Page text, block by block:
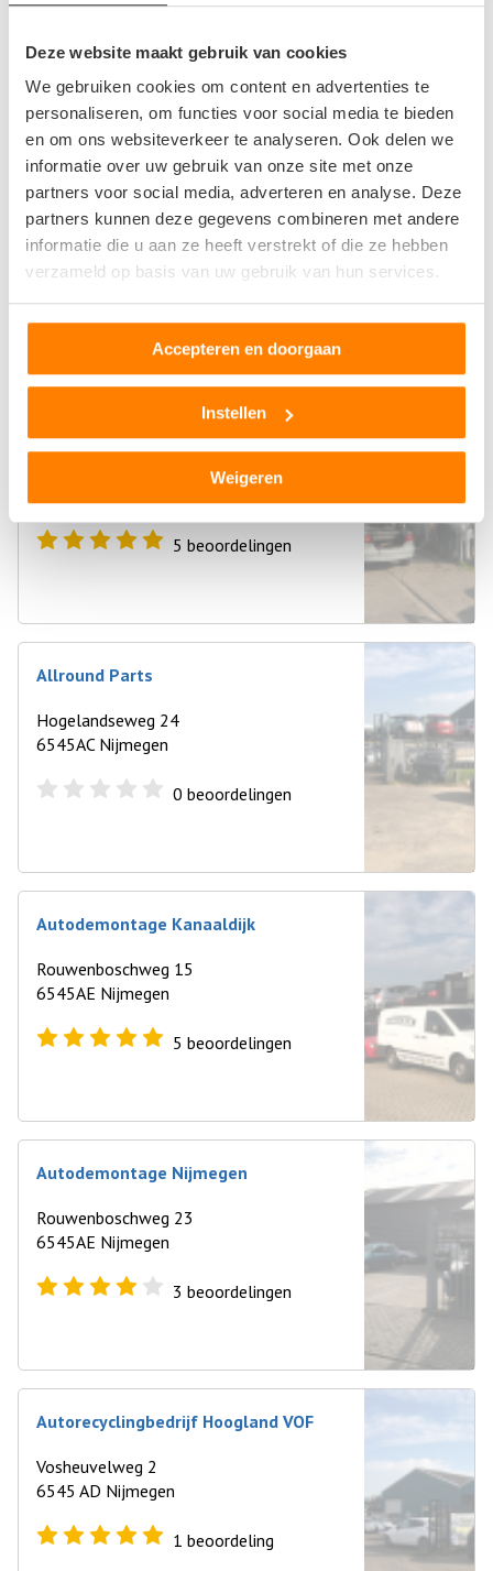
Deze website maakt gebruik van cookies
We gebruiken cookies om content en advertenties te
personaliseren, om functies voor social media te bieden
en om ons websiteverkeer te analyseren. Ook delen we
informatie over uw gebruik van onze site met onze
partners voor social media, adverteren en analyse. Deze
partners kunnen deze gegevens combineren met andere
informatie die u aan ze heeft verstrekt of die ze hebben
verzameld op basis van uw gebruik van hun services.
Accepteren en doorgaan
Instellen
Weigeren
10beoordelingen
AAA Bart Junior Autosloperij en Autodemontage
Rouwenboschweg 5A
6545AE Nijmegen
AAB Autosloperij Bart
5 beoordelingen
Allround Parts
Hogelandseweg 24
6545AC Nijmegen
0 beoordelingen
Autodemontage Kanaaldijk
Rouwenboschweg 15
6545AE Nijmegen
5 beoordelingen
Autodemontage Nijmegen
Rouwenboschweg 23
6545AE Nijmegen
3 beoordelingen
Autorecyclingbedrijf Hoogland VOF
Vosheuvelweg 2
6545 AD Nijmegen
1 beoordeling